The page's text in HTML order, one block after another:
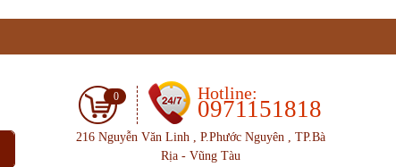
0 Hotline:
0971151818
216 Nguyễn Văn Linh , P.Phước Nguyên , TP.Bà
Rịa - Vũng Tàu